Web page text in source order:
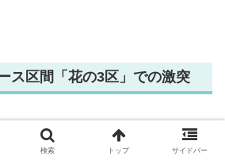
ス区間「花の3区」での激突
チームのエースが集結する区間で
梨佳、検索 トップ サイドバー